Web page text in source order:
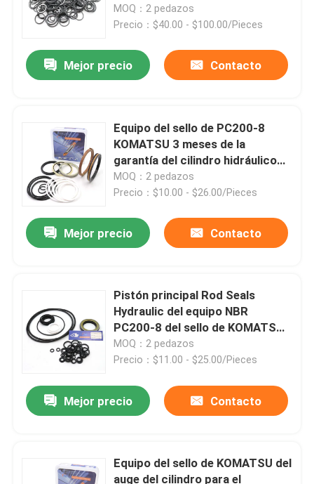
MOQ：2 pedazos
Precio：$40.00 - $100.00/Pieces
Mejor precio Contacto
Equipo del sello de PC200-8
KOMATSU 3 meses de la
garantía del cilindro hidráulico
de la reparación de equipo del
sello
MOQ：2 pedazos
Precio：$10.00 - $26.00/Pieces
Mejor precio Contacto
Pistón principal Rod Seals
Hydraulic del equipo NBR
PC200-8 del sello de KOMATSU
de la bomba
MOQ：2 pedazos
Precio：$11.00 - $25.00/Pieces
Mejor precio Contacto
Equipo del sello de KOMATSU del
auge del cilindro para el